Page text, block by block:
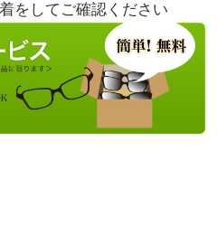
をしてご確認ください